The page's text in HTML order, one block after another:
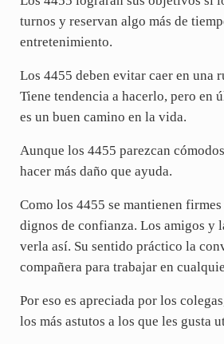
turnos y reservan algo más de
entretenimiento.
Los 4455 deben evitar caer en una
Tiene tendencia a hacerlo, pero en
es un buen camino en la vida.
Aunque los 4455 parezcan
hacer más daño que ayuda.
Como los 4455 se mantienen
dignos de confianza. Los amigos y
verla así. Su sentido práctico la
compañera para trabajar en
Por eso es apreciada por los
los más astutos a los que les gusta